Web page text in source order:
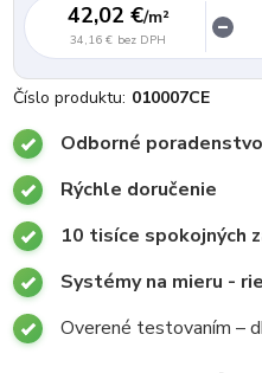
42,02 €/m²
34,16 € bez DPH
Číslo produktu: 010007CE
Odborné poradenstvo
Rýchle doručenie
10 tisíce spokojných
Systémy na mieru -
Overené testovaním –